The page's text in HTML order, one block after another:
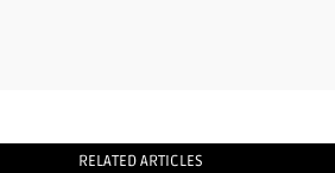
RELATED ARTICLES